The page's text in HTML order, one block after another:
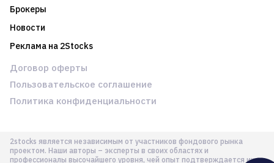
Брокеры
Новости
Реклама на 2Stocks
2stocks является независимым от участников фондового рынка
проектом. Наши авторы – эксперты в своих областях и
профессионалы высочайшего уровня, чей опыт подтверждается их
Договор оферты
Пользовательское соглашение
Политика конфиденциальности